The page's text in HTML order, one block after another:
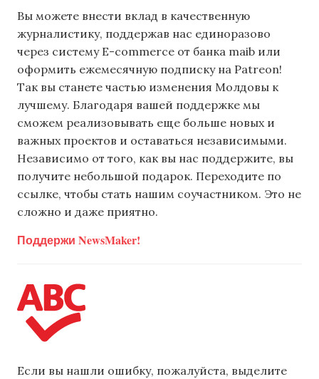
Вы можете внести вклад в качественную
журналистику, поддержав нас единоразово
через систему E-commerce от банка maib или
оформить ежемесячную подписку на Patreon!
Так вы станете частью изменения Молдовы к
лучшему. Благодаря вашей поддержке мы
сможем реализовывать еще больше новых и
важных проектов и оставаться независимыми.
Независимо от того, как вы нас поддержите, вы
получите небольшой подарок. Переходите по
ссылке, чтобы стать нашим соучастником. Это не
сложно и даже приятно.
Поддержи NewsMaker!
Если вы нашли ошибку, пожалуйста, выделите